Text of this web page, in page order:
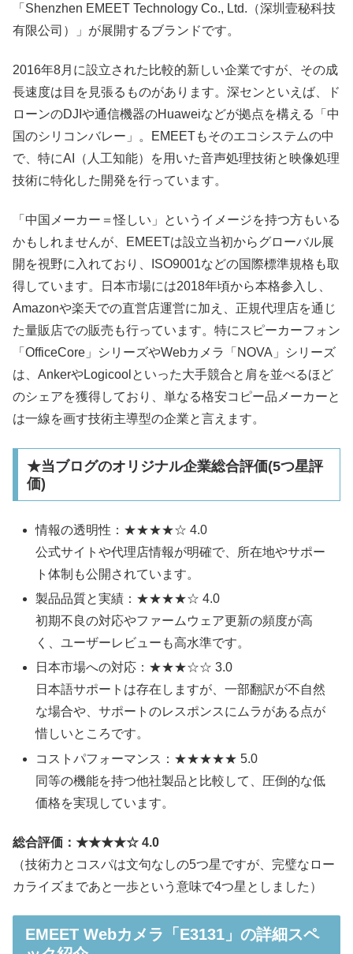
「Shenzhen EMEET Technology Co., Ltd.（深圳壹秘科技
有限公司）」が展開するブランドです。​
2016年8月に設立された比較的新しい企業ですが、その成
長速度は目を見張るものがあります。深センといえば、ド
ローンのDJIや通信機器のHuaweiなどが拠点を構える「中
国のシリコンバレー」。EMEETもそのエコシステムの中
で、特にAI（人工知能）を用いた音声処理技術と映像処理
技術に特化した開発を行っています。​
「中国メーカー＝怪しい」というイメージを持つ方もいる
かもしれませんが、EMEETは設立当初からグローバル展
開を視野に入れており、ISO9001などの国際標準規格も取
得しています。日本市場には2018年頃から本格参入し、
Amazonや楽天での直営店運営に加え、正規代理店を通じ
た量販店での販売も行っています。特にスピーカーフォン
「OfficeCore」シリーズやWebカメラ「NOVA」シリーズ
は、AnkerやLogicoolといった大手競合と肩を並べるほど
のシェアを獲得しており、単なる格安コピー品メーカーと
は一線を画す技術主導型の企業と言えます。​
★当ブログのオリジナル企業総合評価(5つ星評
価)
情報の透明性：★★★★☆ 4.0
公式サイトや代理店情報が明確で、所在地やサポー
ト体制も公開されています。
製品品質と実績：★★★★☆ 4.0
初期不良の対応やファームウェア更新の頻度が高
く、ユーザーレビューも高水準です。
日本市場への対応：★★★☆☆ 3.0
日本語サポートは存在しますが、一部翻訳が不自然
な場合や、サポートのレスポンスにムラがある点が
惜しいところです。
コストパフォーマンス：★★★★★ 5.0
同等の機能を持つ他社製品と比較して、圧倒的な低
価格を実現しています。
総合評価：★★★★☆ 4.0
（技術力とコスパは文句なしの5つ星ですが、完璧なロー
カライズまであと一歩という意味で4つ星としました）
EMEET Webカメラ「E3131」の詳細スペ